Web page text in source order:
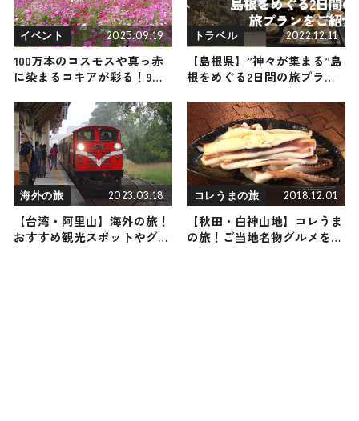
イベント 2025.09.19
100万本のコスモスや真っ赤
に染まるコキアが彩る！9月
道海浜公園で「うみなか＊は
なまつり2025」がスタート
トラベル 2022.12.11
【島根県】”神々が集まる”島
根をめぐる2日間の旅プラン
海外の旅 2023.03.18
【台湾・阿里山】海外の旅！
おすすめ観光スポットやグル
コレうまの旅 2018.12.01
【秋田・白神山地】コレうま
の旅！ご当地名物グルメをお